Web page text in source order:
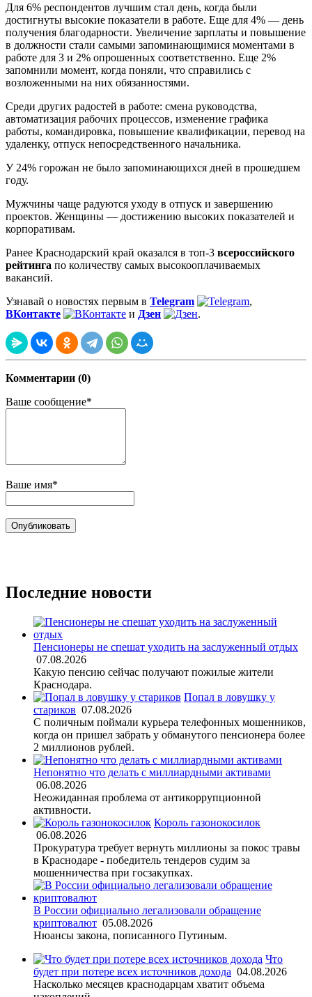
Для 6% респондентов лучшим стал день, когда были
достигнуты высокие показатели в работе. Еще для 4% — день
получения благодарности. Увеличение зарплаты и повышение
в должности стали самыми запоминающимися моментами в
работе для 3 и 2% опрошенных соответственно. Еще 2%
запомнили момент, когда поняли, что справились с
возложенными на них обязанностями.
Среди других радостей в работе: смена руководства,
автоматизация рабочих процессов, изменение графика
работы, командировка, повышение квалификации, перевод на
удаленку, отпуск непосредственного начальника.
У 24% горожан не было запоминающихся дней в прошедшем
году.
Мужчины чаще радуются уходу в отпуск и завершению
проектов. Женщины — достижению высоких показателей и
корпоративам.
Ранее Краснодарский край оказался в топ-3 всероссийского
рейтинга по количеству самых высокооплачиваемых
вакансий.
Узнавай о новостях первым в Telegram
,
ВКонтакте
и Дзен .
Комментарии (0)
Ваше сообщение*
Ваше имя*
Последние новости
Пенсионеры не спешат уходить на заслуженный отдых
07.08.2026
Какую пенсию сейчас получают пожилые жители
Краснодара.
Попал в ловушку у
стариков 07.08.2026
С поличным поймали курьера телефонных мошенников,
когда он пришел забрать у обманутого пенсионера более
2 миллионов рублей.
Непонятно что делать с миллиардными активами
06.08.2026
Неожиданная проблема от антикоррупционной
активности.
Король газонокосилок
06.08.2026
Прокуратура требует вернуть миллионы за покос травы
в Краснодаре - победитель тендеров судим за
мошенничества при госзакупках.
В России официально легализовали обращение
криптовалют 05.08.2026
Нюансы закона, пописанного Путиным.
Что
будет при потере всех источников дохода 04.08.2026
Насколько месяцев краснодарцам хватит объема